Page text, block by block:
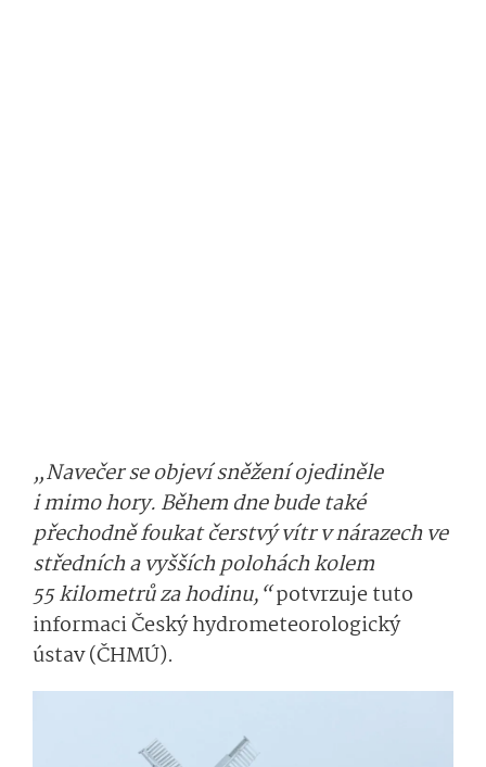
„Navečer se objeví sněžení ojediněle
i mimo hory. Během dne bude také
přechodně foukat čerstvý vítr v nárazech ve
středních a vyšších polohách kolem
55 kilometrů za hodinu,“potvrzuje tuto
informaci Český hydrometeorologický
ústav (ČHMÚ).